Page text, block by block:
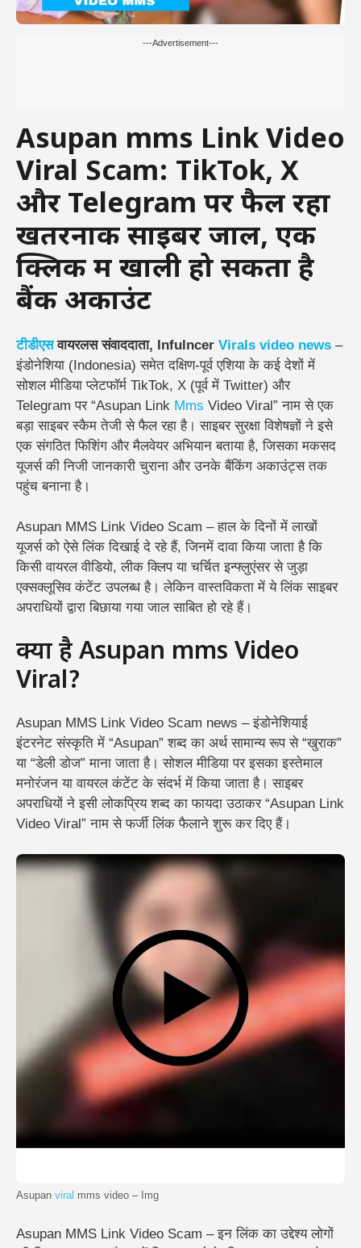
---Advertisement---
Asupan mms Link Video
Viral Scam: TikTok, X
और Telegram पर फैल रहा
खतरनाक साइबर जाल, एक
क्लिक में खाली हो सकता है
बैंक अकाउंट
टीडीएसवायरलस संवाददाता, Infulncer Virals video news –
इंडोनेशिया (Indonesia) समेत दक्षिण-पूर्व एशिया के कई देशों में
सोशल मीडिया प्लेटफॉर्म TikTok, X (पूर्व में Twitter) और
Telegram पर “Asupan Link Mms Video Viral” नाम से एक
बड़ा साइबर स्कैम तेजी से फैल रहा है। साइबर सुरक्षा विशेषज्ञों ने इसे
एक संगठित फिशिंग और मैलवेयर अभियान बताया है, जिसका मकसद
यूजर्स की निजी जानकारी चुराना और उनके बैंकिंग अकाउंट्स तक
पहुंच बनाना है।
Asupan MMS Link Video Scam – हाल के दिनों में लाखों
यूजर्स को ऐसे लिंक दिखाई दे रहे हैं, जिनमें दावा किया जाता है कि
किसी वायरल वीडियो, लीक क्लिप या चर्चित इन्फ्लुएंसर से जुड़ा
एक्सक्लूसिव कंटेंट उपलब्ध है। लेकिन वास्तविकता में ये लिंक साइबर
अपराधियों द्वारा बिछाया गया जाल साबित हो रहे हैं।
क्या है Asupan mms Video
Viral?
Asupan MMS Link Video Scam news – इंडोनेशियाई
इंटरनेट संस्कृति में “Asupan” शब्द का अर्थ सामान्य रूप से “खुराक”
या “डेली डोज” माना जाता है। सोशल मीडिया पर इसका इस्तेमाल
मनोरंजन या वायरल कंटेंट के संदर्भ में किया जाता है। साइबर
अपराधियों ने इसी लोकप्रिय शब्द का फायदा उठाकर “Asupan Link
Video Viral” नाम से फर्जी लिंक फैलाने शुरू कर दिए हैं।
Asupan viral mms video – Img
Asupan MMS Link Video Scam – इन लिंक का उद्देश्य लोगों